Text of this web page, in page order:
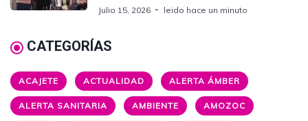
Julio 15, 2026 leido hace un minuto
CATEGORÍAS
ACAJETE ACTUALIDAD ALERTA ÁMBER
ALERTA SANITARIA AMBIENTE AMOZOC